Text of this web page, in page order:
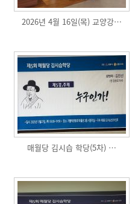
2026년 4월 16일(목) 교양강…
매월당 김시습 학당(5차) …